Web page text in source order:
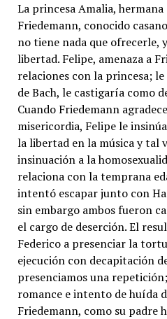
La princesa Amalia, hermana
Friedemann, conocido
no tiene nada que ofrecerle,
libertad. Felipe, amenaza a
relaciones con la princesa;
de Bach, le castigaría como
Cuando Friedemann
misericordia, Felipe le
la libertad en la música y tal
insinuación a la
relaciona con la temprana
intentó escapar junto con
sin embargo ambos fueron
el cargo de deserción. El
Federico a presenciar la
ejecución con decapitación
presenciamos una
romance e intento de huída
Friedemann, como su padre